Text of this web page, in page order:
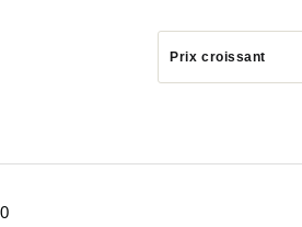
Prix croissant